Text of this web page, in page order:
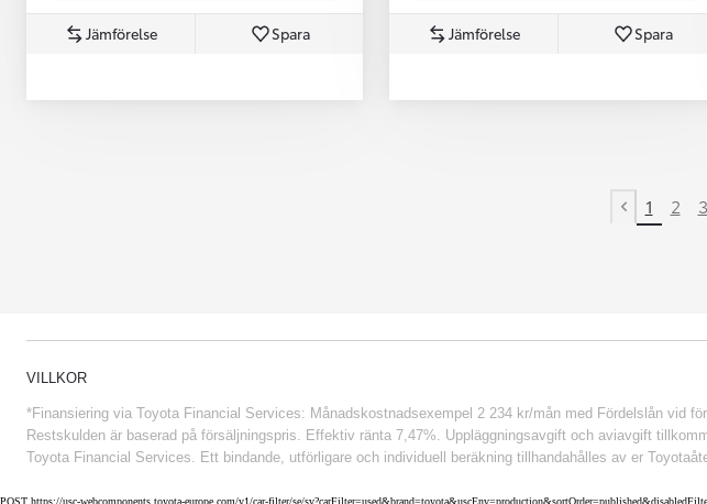
Jämförelse Spara Jämförelse Spara
Previous
1 2 3
VILLKOR
*Finansiering via Toyota Financial Services: Månadskostnadsexempel 2 234 kr/mån med Fördelslån vid
Restskulden är baserad på försäljningspris. Effektiv ränta 7,47%. Uppläggningsavgift och aviavgift
Toyota Financial Services. Ett bindande, utförligare och individuell beräkning tillhandahålles av er
POST https://usc-webcomponents.toyota-europe.com/v1/car-filter/se/